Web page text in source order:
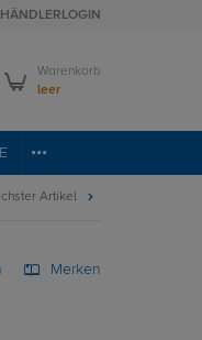
HÄNDLERLOGIN
Warenkorb
leer
Artikel
Merken